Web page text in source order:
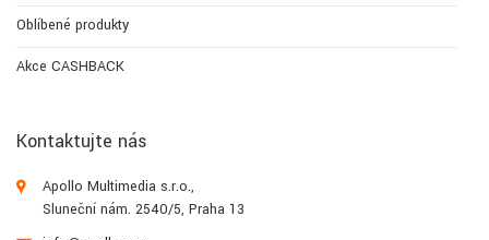
Oblíbené produkty
Akce CASHBACK
Kontaktujte nás
Apollo Multimedia s.r.o.,
Sluneční nám. 2540/5, Praha 13